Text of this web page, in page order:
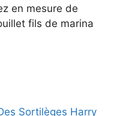
en mesure de
fils de marina
Sortilèges Harry